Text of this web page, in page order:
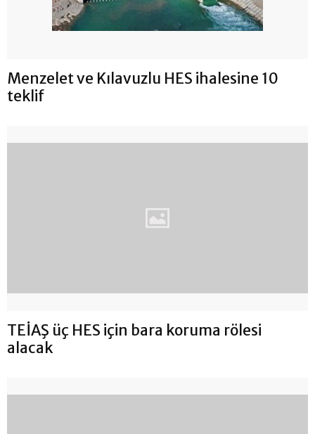
Menzelet ve Kılavuzlu HES ihalesine 10
teklif
TEİAŞ üç HES için bara koruma rölesi
alacak